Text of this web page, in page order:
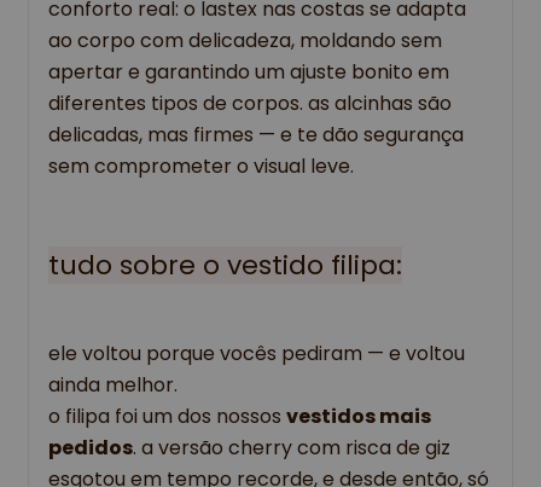
conforto real: o lastex nas costas se adapta
ao corpo com delicadeza, moldando sem
apertar e garantindo um ajuste bonito em
diferentes tipos de corpos. as alcinhas são
delicadas, mas firmes — e te dão segurança
sem comprometer o visual leve.
tudo sobre o vestido filipa:
ele voltou porque vocês pediram — e voltou
ainda melhor.
o filipa foi um dos nossos vestidos mais
pedidos. a versão cherry com risca de giz
esgotou em tempo recorde, e desde então, só